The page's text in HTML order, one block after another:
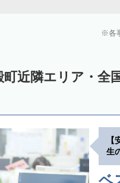
各
町近隣エリア・全
生
ベ